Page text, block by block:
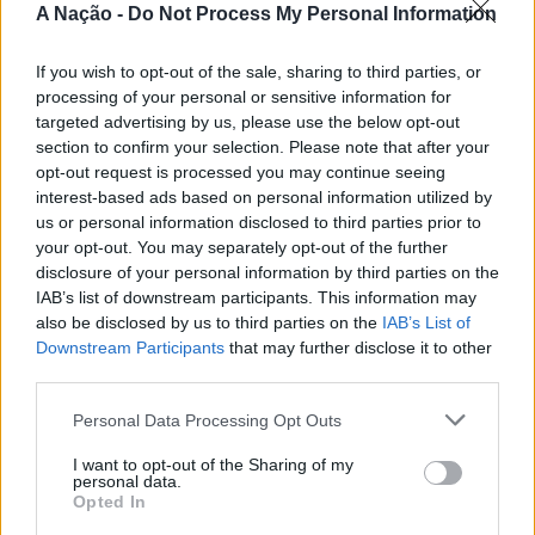
A Nação - Do Not Process My Personal Information
If you wish to opt-out of the sale, sharing to third parties, or
processing of your personal or sensitive information for
targeted advertising by us, please use the below opt-out
section to confirm your selection. Please note that after your
opt-out request is processed you may continue seeing
interest-based ads based on personal information utilized by
us or personal information disclosed to third parties prior to
your opt-out. You may separately opt-out of the further
disclosure of your personal information by third parties on the
IAB’s list of downstream participants. This information may
also be disclosed by us to third parties on the IAB’s List of
Downstream Participants that may further disclose it to other
Personal Data Processing Opt Outs
I want to opt-out of the Sharing of my
personal data.
Opted In
de vento das comunidades costeiras, promovendo o
território através do mar e das suas condições naturais.
Nas palavras de Pedro Mota, De todas as etapas do
Nortada Ocean Rides, este evento é o que mais precisa
da “nortada” como apoio, porque sem vento não há
kitesurf.
A presença da Nortada vai mais uma vez, alem da
competição. O que queremos é fazer parte deste
movimento que promove o encontro entre atletas,
visitantes e a comunidade local. Que a marca Nortada
valorizando o património natural e a relação de
Nortada.
CONTINUAR A LER
ATUALIDADE
Cinco projetos de Cascais finalistas
em iniciativa europeia
18 horas atrás on
05/08/2026
Por Ígor Lopes
Vencedores serão anunciados no “Innovation in Politics
Awards,” a 30 de outubro de 2026, no Centro de
Participação cívica, Juventude, Educação, Emprego e